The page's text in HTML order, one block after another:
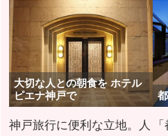
大切な人との朝食を ホテル
ピエナ神戸で
神戸旅行に便利な立地。人